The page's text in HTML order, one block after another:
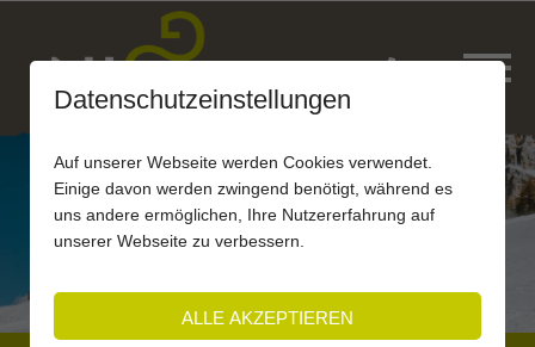
Datenschutzeinstellungen
Auf unserer Webseite werden Cookies verwendet.
Einige davon werden zwingend benötigt, während es
uns andere ermöglichen, Ihre Nutzererfahrung auf
unserer Webseite zu verbessern.
ALLE AKZEPTIEREN